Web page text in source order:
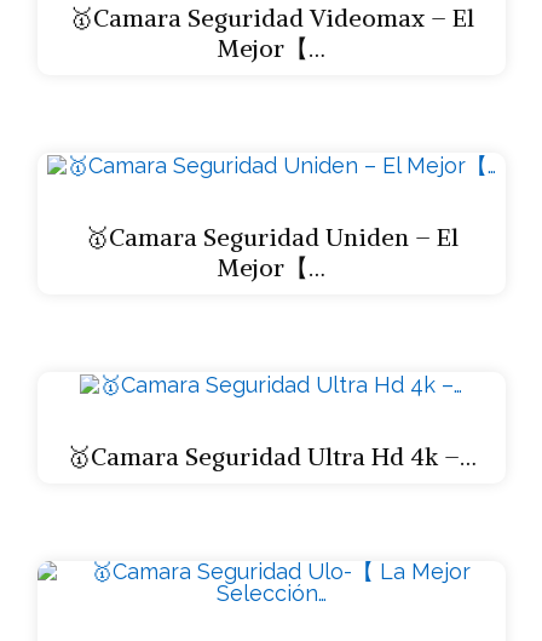
🥇Camara Seguridad Videomax – El
Mejor【…
🥇Camara Seguridad Uniden – El
Mejor【…
🥇Camara Seguridad Ultra Hd 4k –…